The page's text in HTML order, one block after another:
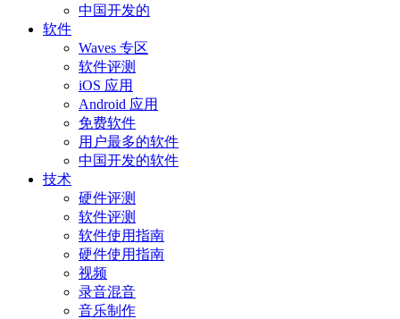
中国开发的
软件
Waves 专区
软件评测
iOS 应用
Android 应用
免费软件
用户最多的软件
中国开发的软件
技术
硬件评测
软件评测
软件使用指南
硬件使用指南
视频
录音混音
音乐制作